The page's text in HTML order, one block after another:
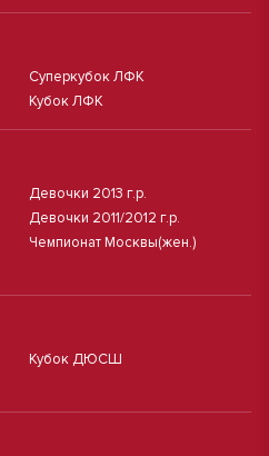
Суперкубок ЛФК
Кубок ЛФК
Девочки 2013 г.р.
Девочки 2011/2012 г.р.
Чемпионат Москвы(жен.)
Кубок ДЮСШ